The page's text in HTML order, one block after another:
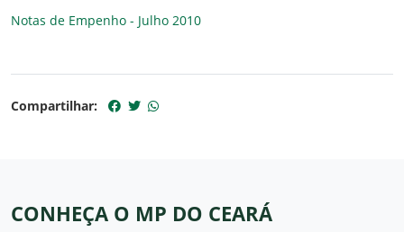
Notas de Empenho - Julho 2010
Compartilhar:
CONHEÇA O MP DO CEARÁ